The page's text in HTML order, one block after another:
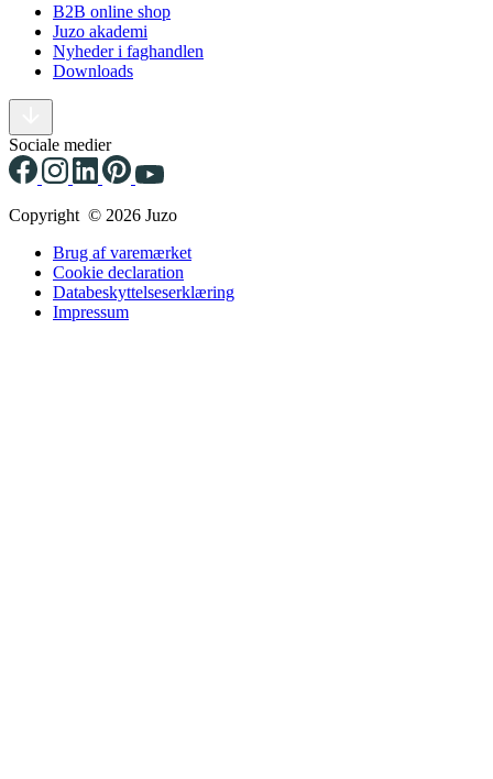
B2B online shop
Juzo akademi
Nyheder i faghandlen
Downloads
Sociale medier
Copyright © 2026 Juzo
Brug af varemærket
Cookie declaration
Databeskyttelseserklæring
Impressum